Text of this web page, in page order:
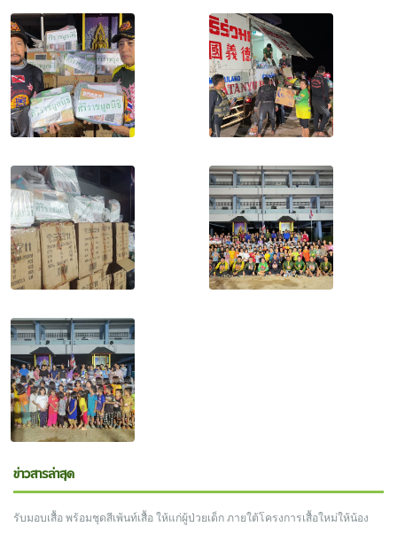
ข่าวสารล่าสุด
รับมอบเสื้อ พร้อมชุดสีเพ้นท์เสื้อ ให้แก่ผู้ป่วยเด็ก ภายใต้โครงการเสื้อใหม่ให้น้อง